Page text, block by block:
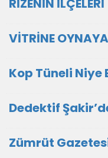
RİZENİN İLÇELERİ
VİTRİNE
Kop Tüneli
Dedektif
Zümrüt